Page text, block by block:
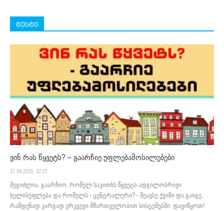
ტესტი
ვინ რას წყვეტს? – გაარჩიე უფლებამოსილებები
27.05.2025. 02:27
შეგიძლია, გაარჩიო, რომელ საკითხს წყვეტს ადგილობრივი
ხელისუფლება და რომელს - ცენტრალური? - შეავსე ქვიზი და გაიგე,
რამდენად კარგად ერკვევი მმართველობით სისტემებში. დავიწყოთ!